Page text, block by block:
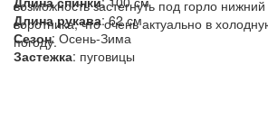
возможность застегнуть под горло
воротника, что очень актуально в
погоду.
Длина рукава: 62 см
Сезон: Осень-Зима
Застежка: пуговицы